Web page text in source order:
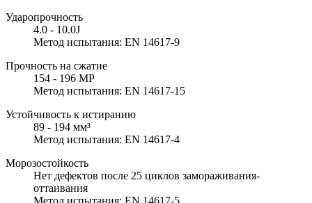
Ударопрочность
4.0 - 10.0J
Метод испытания: EN 14617-9
Прочность на сжатие
154 - 196 MP
Метод испытания: EN 14617-15
Устойчивость к истиранию
89 - 194 мм³
Метод испытания: EN 14617-4
Морозостойкость
Нет дефектов после 25 циклов замораживания-
оттаивания
Метод испытания: EN 14617-5